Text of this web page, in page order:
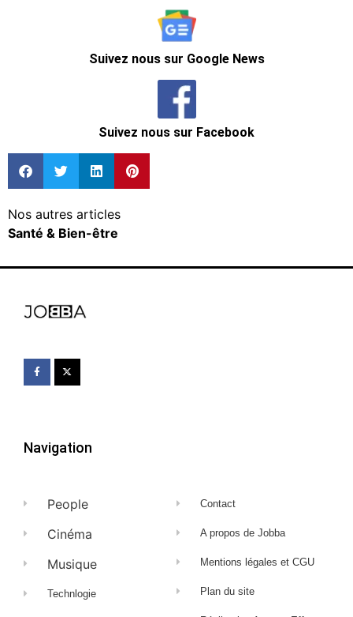
Suivez nous sur Google News
Suivez nous sur Facebook
Nos autres articles
Santé & Bien-être
Navigation
People
Cinéma
Musique
Technlogie
Contact
A propos de Jobba
Mentions légales et CGU
Plan du site